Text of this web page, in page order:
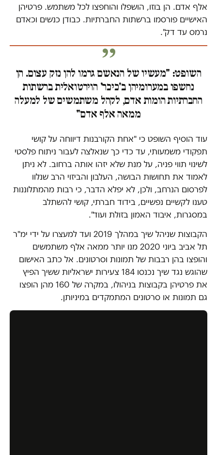
אלף אדם. הן בוזו, הושפלו והוחפצו לכל משתמש. פרטיהן
האישיים פורסמו ברשתות החברתיות. כבודן כנשים וכאדם
נרמס עד דק".
השופט: "מעשיו של הנאשם גרמו להן נזק עצום. הן
נחשפו במערומיהן ב'כיכר' הוירטואלית ברשתות
החברתיות הומות אדם, לקהל משתמשים של למעלה
ממאה אלף אדם"
עוד הוסיף השופט כי "אחת הקורבנות דיווחה על קושי
תפקודי משמעותי, עד כדי כך שנאלצה לעבור ניתוח פלסטי
לשינוי תווי פניה, על מנת שלא יזהו אותה ברחוב. לא ניתן
לאמוד את תחושות הבושה, העלבון והביזוי הרב שנלוו
לפרסום הנרחב, ולכן, לא יפלא הדבר, כי רבות מהמתלוננות
טענו לקשיים נפשיים, בידוד חברתי, קושי להשתלב
במסגרות, איבוד האמון בזולת ועוד".
הקבוצות שניהל שיך במהלך 2019 ועד למעצרו על ידי ימ"ר
תל אביב ביוני 2020 מנו יותר ממאה אלף משתמשים
והופצו בהן רבבות של תמונות וסרטונים. אל כתב האישום
שהוגש נגד שיך נכנסו 184 צעירות ישראליות ששיך הפיץ
את פרטיהן בקבוצות בניהולו, במקרה של 160 מהן הופצו
גם תמונות או סרטונים המתמקדים במיניותן.